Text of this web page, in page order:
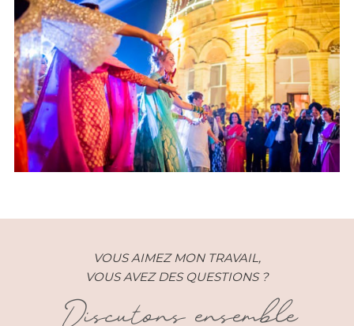
Mariage Indien – Part 2
VOUS AIMEZ MON TRAVAIL,
VOUS AVEZ DES QUESTIONS ?
Discutons ensemble